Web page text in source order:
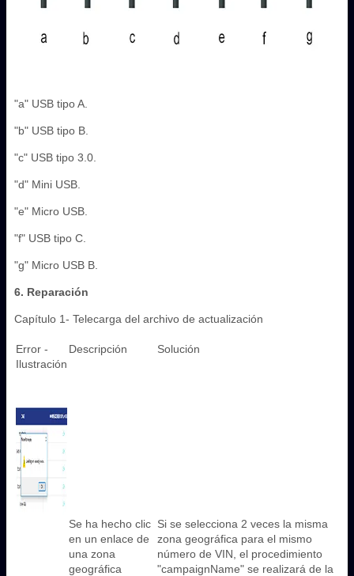
"a" USB tipo A.
"b" USB tipo B.
"c" USB tipo 3.0.
"d" Mini USB.
"e" Micro USB.
"f" USB tipo C.
"g" Micro USB B.
6. Reparación
Capítulo 1- Telecarga del archivo de actualización
Error -
Ilustración
Descripción Solución
Se ha hecho clic
en un enlace de
una zona
geográfica
Si se selecciona 2 veces la misma
zona geográfica para el mismo
número de VIN, el procedimiento
"campaignName" se realizará de la